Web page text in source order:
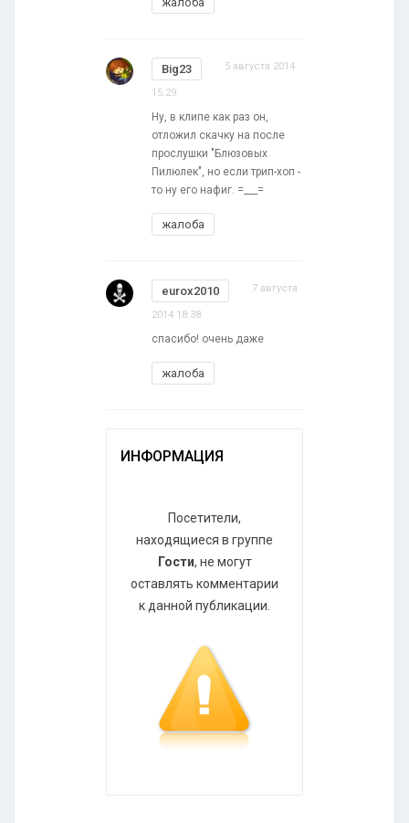
Big23 5 августа 2014
15:29
Ну, в клипе как раз он,
отложил скачку на после
прослушки "Блюзовых
Пилюлек", но если трип-хоп -
то ну его нафиг. =___=
жалоба
eurox2010 7 августа
2014 18:38
спасибо! очень даже
жалоба
ИНФОРМАЦИЯ
Посетители,
находящиеся в группе
Гости, не могут
оставлять комментарии
к данной публикации.